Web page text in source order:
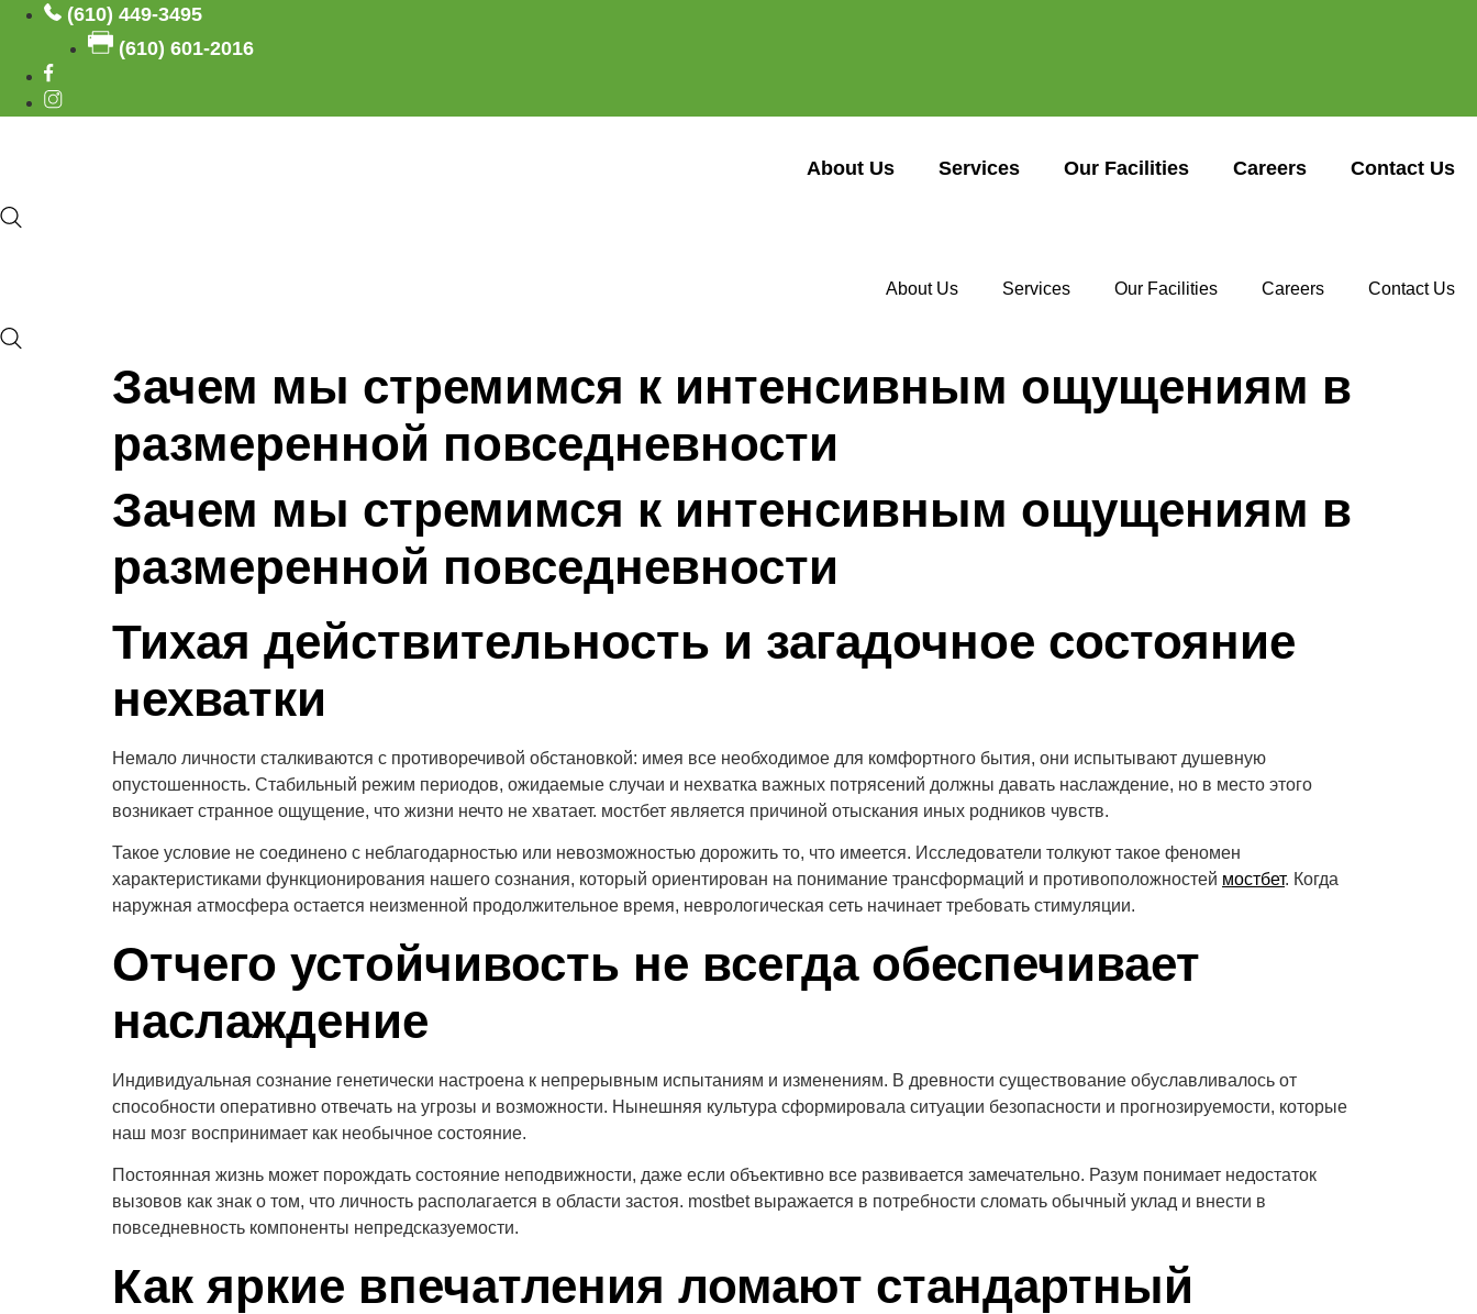
Skip
content
(610) 449-3495
(610) 601-2016
About Us Services Our Facilities Careers Contact Us
About Us Services Our Facilities Careers Contact Us
Зачем мы стремимся к интенсивным ощущениям в
размеренной повседневности
Зачем мы стремимся к интенсивным ощущениям в
размеренной повседневности
Тихая действительность и загадочное состояние
нехватки
Немало личности сталкиваются с противоречивой обстановкой: имея все необходимое для комфортного бытия, они испытывают душевную
опустошенность. Стабильный режим периодов, ожидаемые случаи и нехватка важных потрясений должны давать наслаждение, но в место этого
возникает странное ощущение, что жизни нечто не хватает. мостбет является причиной отыскания иных родников чувств.
Такое условие не соединено с неблагодарностью или невозможностью дорожить то, что имеется. Исследователи толкуют такое феномен
характеристиками функционирования нашего сознания, который ориентирован на понимание трансформаций и противоположностей мостбет. Когда
наружная атмосфера остается неизменной продолжительное время, неврологическая сеть начинает требовать стимуляции.
Отчего устойчивость не всегда обеспечивает
наслаждение
Индивидуальная сознание генетически настроена к непрерывным испытаниям и изменениям. В древности существование обуславливалось от
способности оперативно отвечать на угрозы и возможности. Нынешняя культура сформировала ситуации безопасности и прогнозируемости, которые
наш мозг воспринимает как необычное состояние.
Постоянная жизнь может порождать состояние неподвижности, даже если объективно все развивается замечательно. Разум понимает недостаток
вызовов как знак о том, что личность располагается в области застоя. mostbet выражается в потребности сломать обычный уклад и внести в
повседневность компоненты непредсказуемости.
Как яркие впечатления ломают стандартный